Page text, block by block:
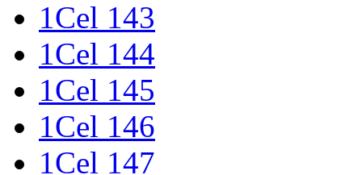
1Cel 143
1Cel 144
1Cel 145
1Cel 146
1Cel 147